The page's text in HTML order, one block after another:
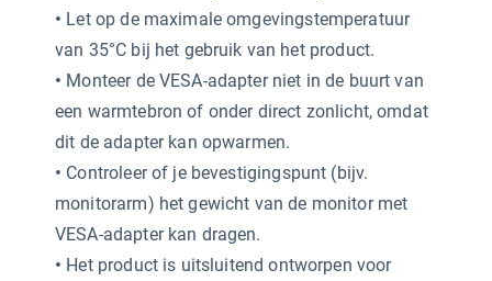
• Let op de maximale omgevingstemperatuur
van 35°C bij het gebruik van het product.
• Monteer de VESA-adapter niet in de buurt van
een warmtebron of onder direct zonlicht, omdat
dit de adapter kan opwarmen.
• Controleer of je bevestigingspunt (bijv.
monitorarm) het gewicht van de monitor met
VESA-adapter kan dragen.
• Het product is uitsluitend ontworpen voor